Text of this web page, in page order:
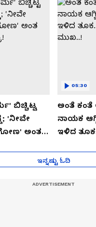
ಬಿಚ್ಚಿಟ್ಟ
'ನೀವೇ
ಅಂತ
ಅಂತೆ ಕಂತೆ
ನಾಯಕ
ಇಳಿದ
05:30
ಇನ್ನಷ್ಟು ಓದಿ